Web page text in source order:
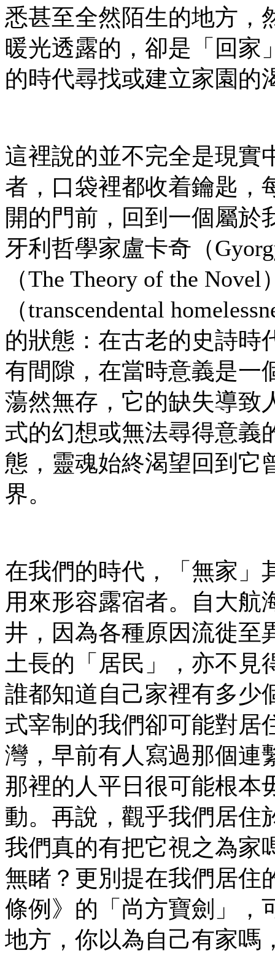
悉甚至全然陌生的地方，
暖光透露的，卻是「回家
的時代尋找或建立家園的
這裡說的並不完全是現實
者，口袋裡都收着鑰匙，
開的門前，回到一個屬於
牙利哲學家盧卡奇（
（The Theory of the
（transcendental
的狀態：在古老的史詩時
有間隙，在當時意義是一
蕩然無存，它的缺失導致
式的幻想或無法尋得意義
態，靈魂始終渴望回到它
界。
在我們的時代，「無家」
用來形容露宿者。自大航
井，因為各種原因流徙至
土長的「居民」，亦不見
誰都知道自己家裡有多少
式宰制的我們卻可能對居
灣，早前有人寫過那個連
那裡的人平日很可能根本
動。再說，觀乎我們居住
我們真的有把它視之為家
無睹？更別提在我們居住
條例》的「尚方寶劍」，
地方，你以為自己有家嗎